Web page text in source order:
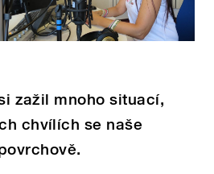
zažil mnoho situací,
chvílích se naše